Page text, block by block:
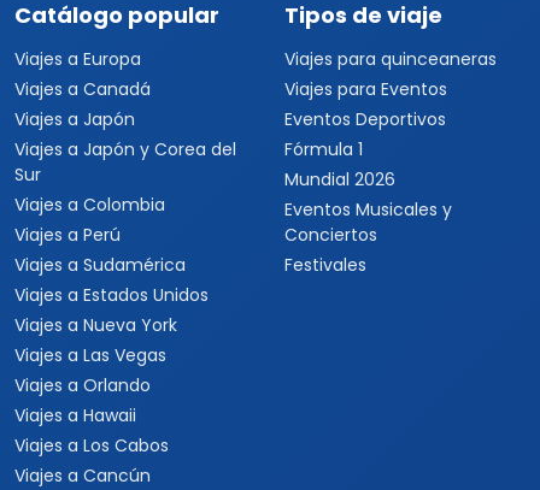
Catálogo popular
Viajes a Europa
Viajes a Canadá
Viajes a Japón
Viajes a Japón y Corea del
Sur
Viajes a Colombia
Viajes a Perú
Viajes a Sudamérica
Viajes a Estados Unidos
Viajes a Nueva York
Viajes a Las Vegas
Viajes a Orlando
Viajes a Hawaii
Viajes a Los Cabos
Viajes a Cancún
Tipos de viaje
Viajes para quinceaneras
Viajes para Eventos
Eventos Deportivos
Fórmula 1
Mundial 2026
Eventos Musicales y
Conciertos
Festivales